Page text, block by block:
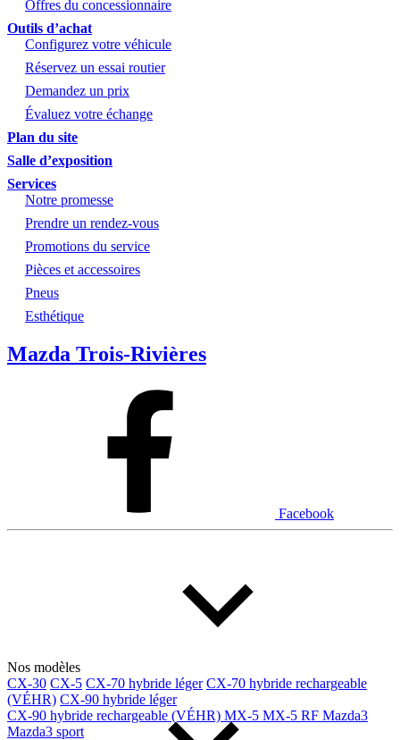
Offres du concessionnaire
Outils d’achat
Configurez votre véhicule
Réservez un essai routier
Demandez un prix
Évaluez votre échange
Plan du site
Salle d’exposition
Services
Notre promesse
Prendre un rendez-vous
Promotions du service
Pièces et accessoires
Pneus
Esthétique
Mazda Trois-Rivières
Facebook
Nos modèles
CX-30 CX-5 CX-70 hybride léger CX-70 hybride rechargeable
(VÉHR) CX-90 hybride léger
CX-90 hybride rechargeable (VÉHR) MX-5 MX-5 RF Mazda3
Mazda3 sport